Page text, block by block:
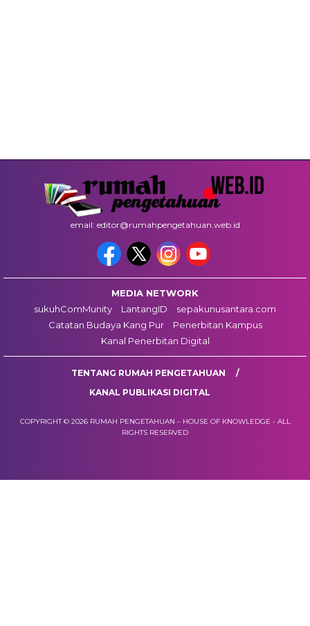
email: editor@rumahpengetahuan.web.id
MEDIA NETWORK
sukuhComMunity
LantangID
sepakunusantara.com
Catatan Budaya Kang Pur
Penerbitan Kampus
Kanal Penerbitan Digital
TENTANG RUMAH PENGETAHUAN
KANAL PUBLIKASI DIGITAL
COPYRIGHT © 2026 RUMAH PENGETAHUAN – HOUSE OF KNOWLEDGE - ALL
RIGHTS RESERVED